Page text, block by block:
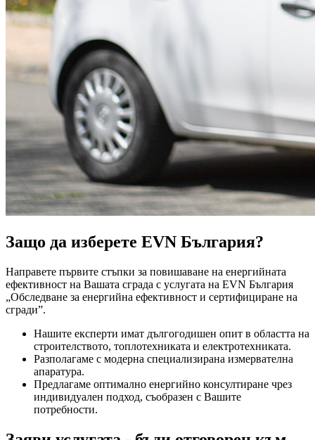
Защо да изберете EVN България?
Направете първите стъпки за повишаване на енергийната
ефективност на Вашата сграда с услугата на EVN България
„Обследване за енергийна ефективност и сертифициране на
сгради”.
Нашите експерти имат дългогодишен опит в областта на
строителството, топлотехниката и електротехниката.
Разполагаме с модерна специализирана измервателна
апаратура.
Предлагаме оптимално енергийно консултиране чрез
индивидуален подход, съобразен с Вашите
потребности.